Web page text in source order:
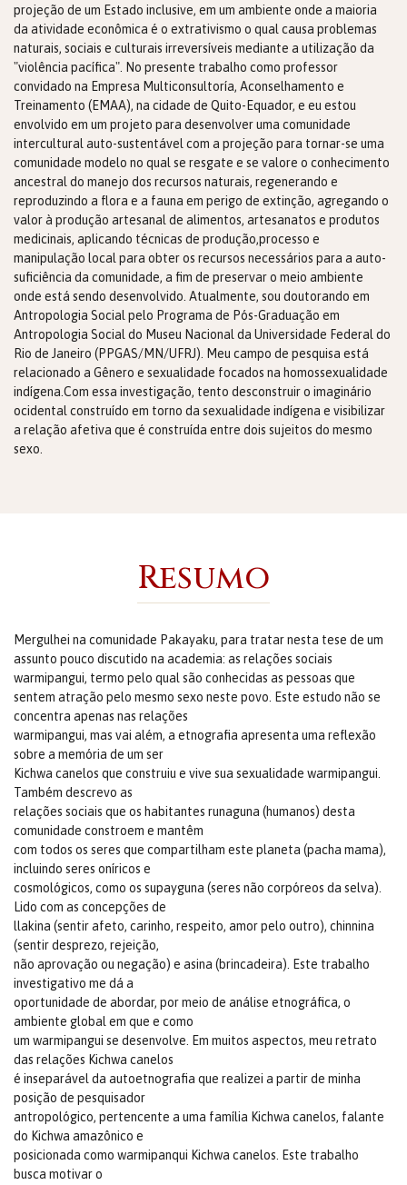
projeção de um Estado inclusive, em um ambiente onde a maioria
da atividade econômica é o extrativismo o qual causa problemas
naturais, sociais e culturais irreversíveis mediante a utilização da
"violência pacífica". No presente trabalho como professor
convidado na Empresa Multiconsultoría, Aconselhamento e
Treinamento (EMAA), na cidade de Quito-Equador, e eu estou
envolvido em um projeto para desenvolver uma comunidade
intercultural auto-sustentável com a projeção para tornar-se uma
comunidade modelo no qual se resgate e se valore o conhecimento
ancestral do manejo dos recursos naturais, regenerando e
reproduzindo a flora e a fauna em perigo de extinção, agregando o
valor à produção artesanal de alimentos, artesanatos e produtos
medicinais, aplicando técnicas de produção,processo e
manipulação local para obter os recursos necessários para a auto-
suficiência da comunidade, a fim de preservar o meio ambiente
onde está sendo desenvolvido. Atualmente, sou doutorando em
Antropologia Social pelo Programa de Pós-Graduação em
Antropologia Social do Museu Nacional da Universidade Federal do
Rio de Janeiro (PPGAS/MN/UFRJ). Meu campo de pesquisa está
relacionado a Gênero e sexualidade focados na homossexualidade
indígena.Com essa investigação, tento desconstruir o imaginário
ocidental construído em torno da sexualidade indígena e visibilizar
a relação afetiva que é construída entre dois sujeitos do mesmo
sexo.
Resumo
Mergulhei na comunidade Pakayaku, para tratar nesta tese de um
assunto pouco discutido na academia: as relações sociais
warmipangui, termo pelo qual são conhecidas as pessoas que
sentem atração pelo mesmo sexo neste povo. Este estudo não se
concentra apenas nas relações
warmipangui, mas vai além, a etnografia apresenta uma reflexão
sobre a memória de um ser
Kichwa canelos que construiu e vive sua sexualidade warmipangui.
Também descrevo as
relações sociais que os habitantes runaguna (humanos) desta
comunidade constroem e mantêm
com todos os seres que compartilham este planeta (pacha mama),
incluindo seres oníricos e
cosmológicos, como os supayguna (seres não corpóreos da selva).
Lido com as concepções de
llakina (sentir afeto, carinho, respeito, amor pelo outro), chinnina
(sentir desprezo, rejeição,
não aprovação ou negação) e asina (brincadeira). Este trabalho
investigativo me dá a
oportunidade de abordar, por meio de análise etnográfica, o
ambiente global em que e como
um warmipangui se desenvolve. Em muitos aspectos, meu retrato
das relações Kichwa canelos
é inseparável da autoetnografia que realizei a partir de minha
posição de pesquisador
antropológico, pertencente a uma família Kichwa canelos, falante
do Kichwa amazônico e
posicionada como warmipanqui Kichwa canelos. Este trabalho
busca motivar o